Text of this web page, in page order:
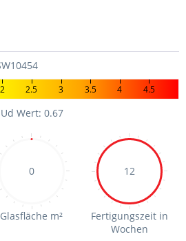
2 2.5 3 3.5 4 4.5
Ud Wert: 0.67
0
Glasfläche m²
12
Fertigungszeit in
Wochen